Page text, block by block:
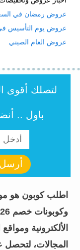
جرام.
السعر:
طابعًا
30 إلى 150ج.
بن
عروض رمضان في
عروض يوم التأسيس
عروض العام الصيني
لتصلك أقوى
باول ..
اطلب كوبون هو
الألكترونية
المجالات،